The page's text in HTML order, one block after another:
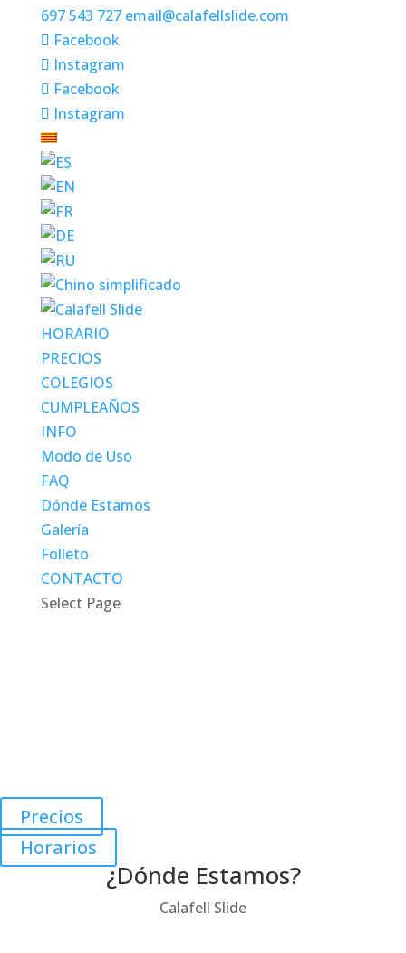
697 543 727 email@calafellslide.com
Facebook
Instagram
Facebook
Instagram
HORARIO
PRECIOS
COLEGIOS
CUMPLEAÑOS
INFO
Modo de Uso
FAQ
Dónde Estamos
Galería
Folleto
CONTACTO
Select Page
Precios
Horarios
¿Dónde Estamos?
Calafell Slide